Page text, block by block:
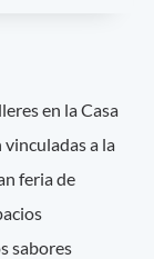
en la Casa
a la
feria de
sabores